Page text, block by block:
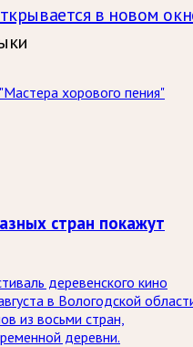
в новом
хорового пения"
стран покажут
деревенского кино
в Вологодской
из восьми стран,
деревни.